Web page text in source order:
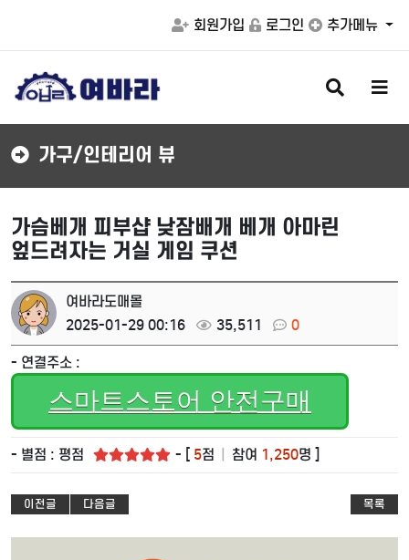
회원가입 로그인 추가메뉴
검
색
버
메
버
가구/인테리어 뷰
가슴베개 피부샵 낮잠배개 베개 아마린
엎드려자는 거실 게임 쿠션
여바라도매몰
2025-01-29 00:16
35,511 0
- 연결주소 :
스마트스토어 안전구매
- 별점 : 평점 - [ 5점 참여 1,250명 ]
이전글 다음글 목록